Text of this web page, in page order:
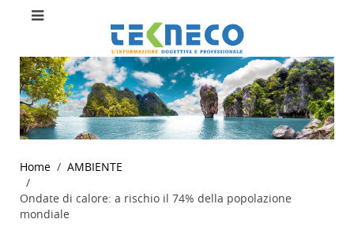
Home AMBIENTE
Ondate di calore: a rischio il 74% della popolazione
mondiale